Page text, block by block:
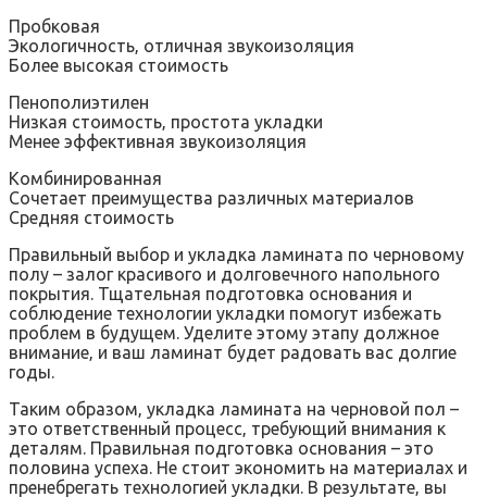
Пробковая
Экологичность‚ отличная звукоизоляция
Более высокая стоимость
Пенополиэтилен
Низкая стоимость‚ простота укладки
Менее эффективная звукоизоляция
Комбинированная
Сочетает преимущества различных материалов
Средняя стоимость
Правильный выбор и укладка ламината по черновому
полу – залог красивого и долговечного напольного
покрытия. Тщательная подготовка основания и
соблюдение технологии укладки помогут избежать
проблем в будущем. Уделите этому этапу должное
внимание‚ и ваш ламинат будет радовать вас долгие
годы.
Таким образом‚ укладка ламината на черновой пол –
это ответственный процесс‚ требующий внимания к
деталям. Правильная подготовка основания – это
половина успеха. Не стоит экономить на материалах и
пренебрегать технологией укладки. В результате‚ вы